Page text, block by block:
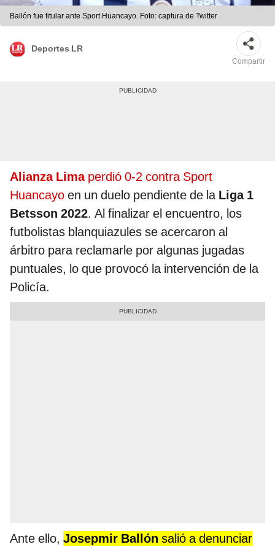
Ballón fue titular ante Sport Huancayo. Foto: captura de Twitter
Deportes LR
Compartir
Alianza Limaperdió 0-2 contra Sport
Huancayo en un duelo pendiente de laLiga 1
Betsson 2022. Al finalizar el encuentro, los
futbolistas blanquiazules se acercaron al
árbitro para reclamarle por algunas jugadas
puntuales, lo que provocó la intervención de la
Policía.
Ante ello, Josepmir Ballón salió a denunciar